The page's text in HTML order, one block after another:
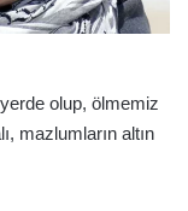
olup, ölmemiz
mazlumların altın